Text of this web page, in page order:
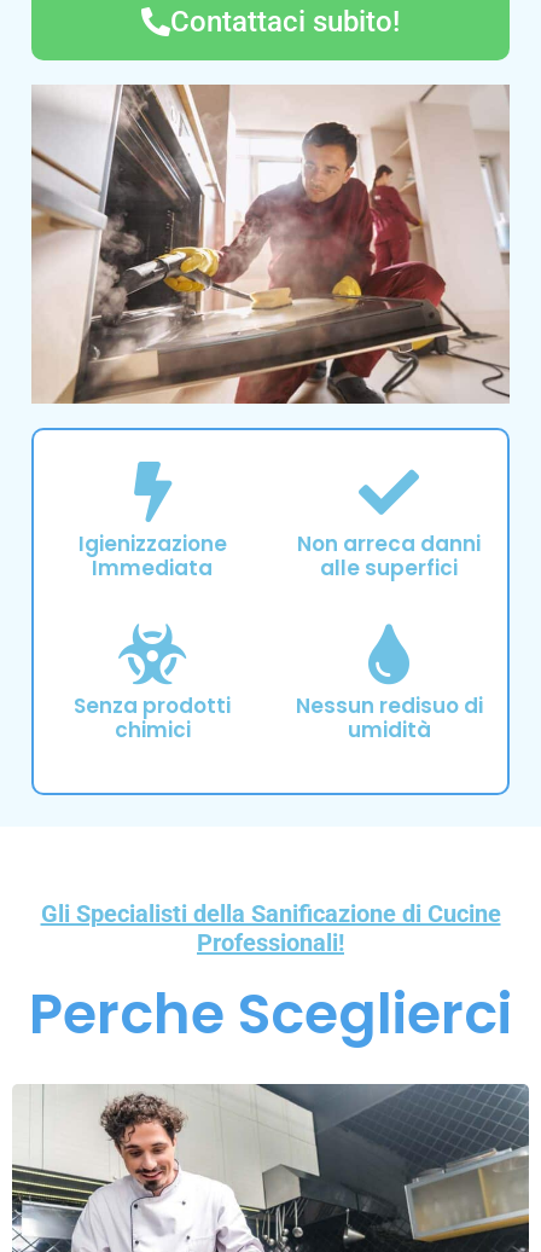
Contattaci subito!
Igienizzazione
Immediata
Non arreca danni
alle superfici
Senza prodotti
chimici
Nessun redisuo di
umidità
Gli Specialisti della Sanificazione di Cucine
Professionali!
Perche Sceglierci